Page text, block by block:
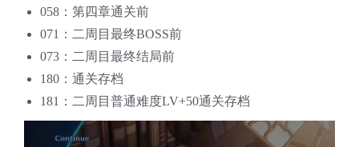
058：第四章通关前
071：二周目最终BOSS前
073：二周目最终结局前
180：通关存档
181：二周目普通难度LV+50通关存档